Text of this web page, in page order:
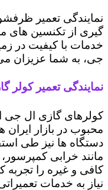
نمایندگی تعمیر
گیری از تکنسین های
خدمات با کیفیت در
جی، به شما عزیزان
نمایندگی تعمیر کولر
کولرهای گازی ال جی
محبوب در بازار
دستگاه ها نیز طی
مانند خرابی
کافی و غیره را
نیاز به خدمات